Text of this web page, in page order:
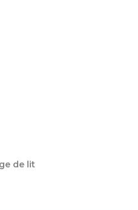
de lit